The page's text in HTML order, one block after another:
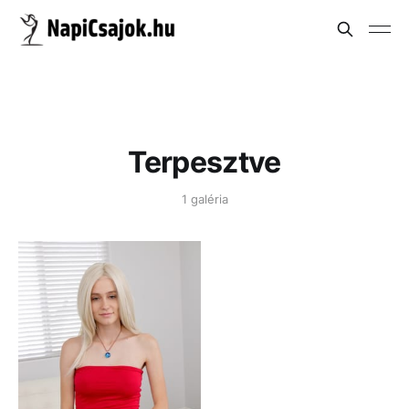
Terpesztve
1 galéria